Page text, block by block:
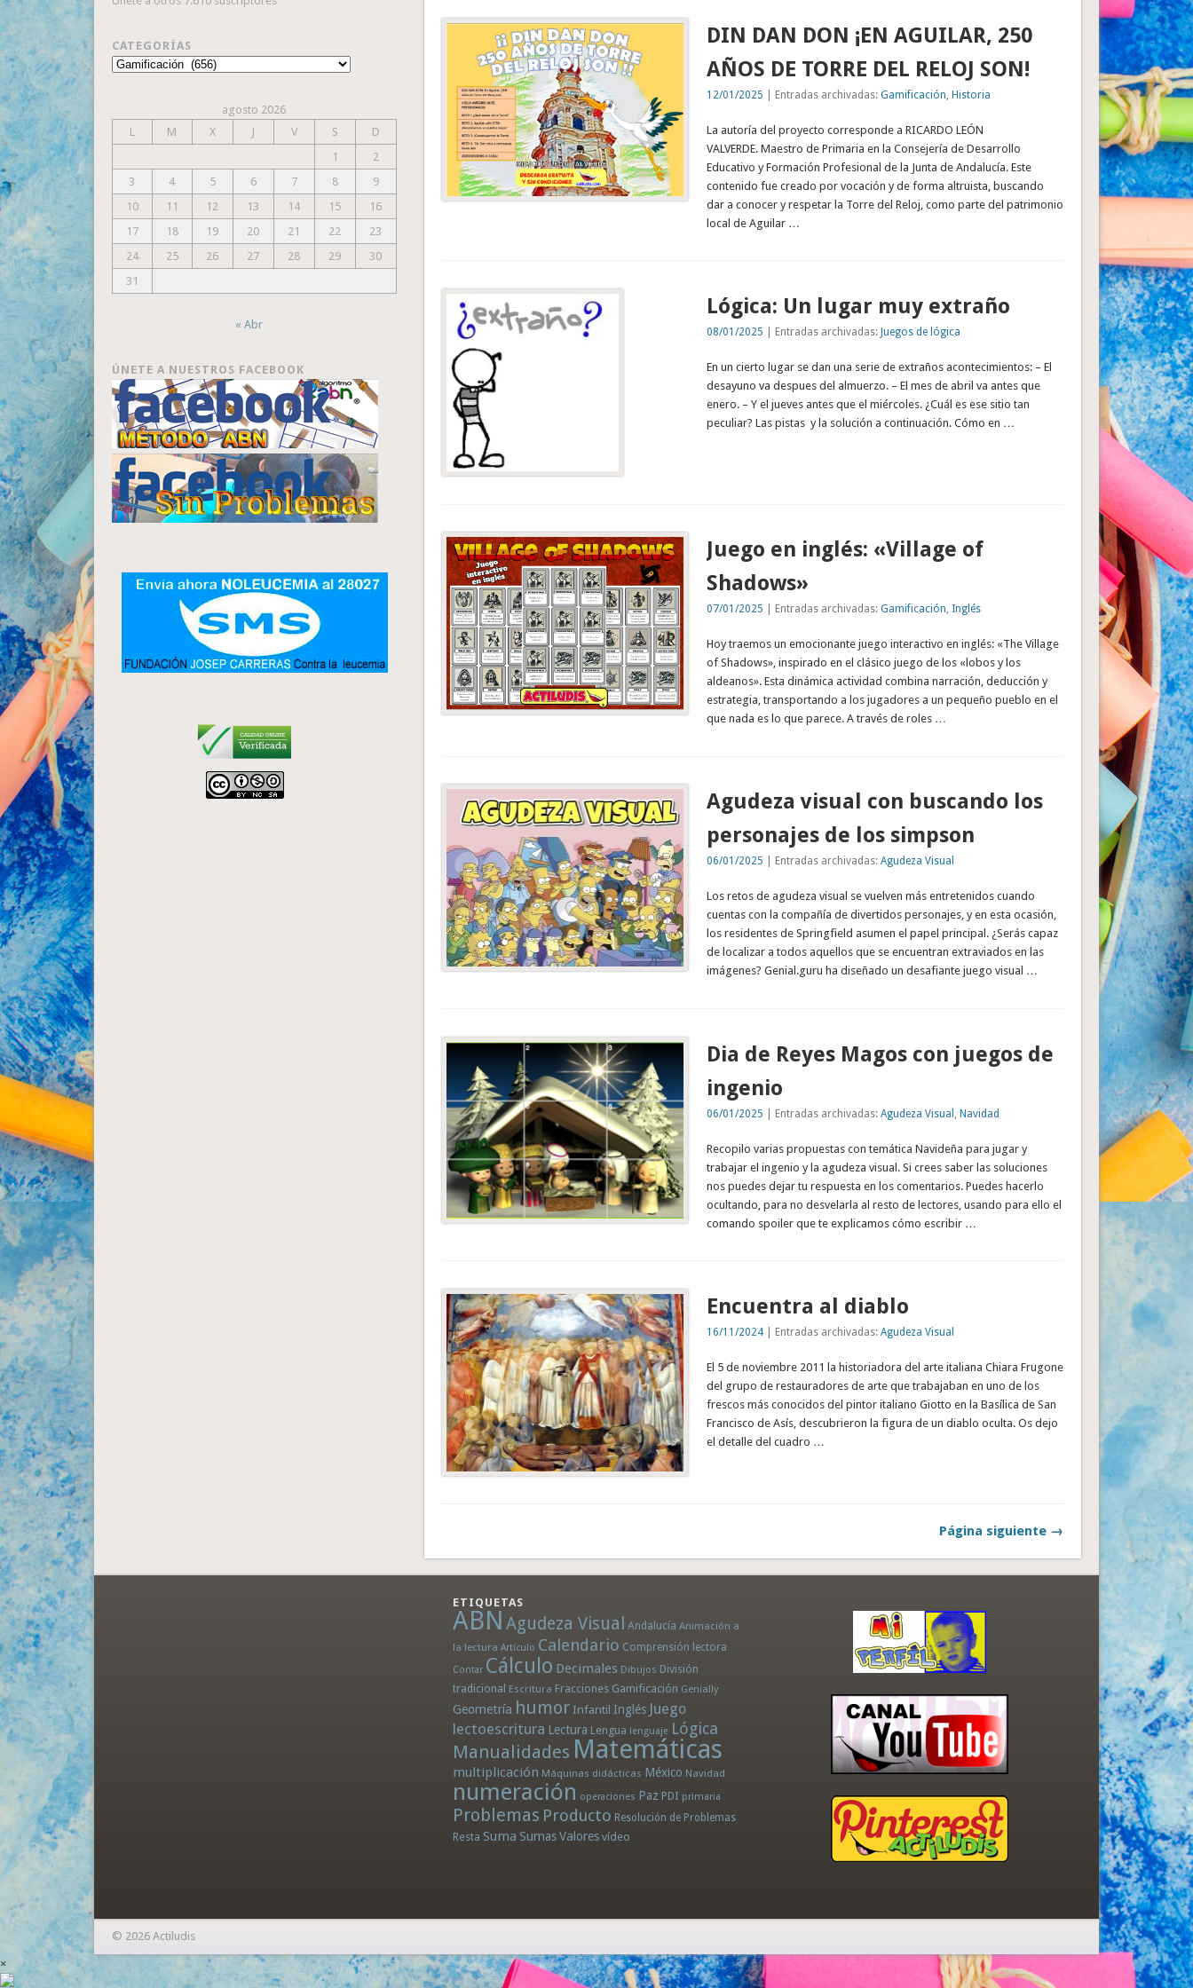
DIN DAN DON ¡EN AGUILAR, 250
AÑOS DE TORRE DEL RELOJ SON!
12/01/2025 | Entradas archivadas: Gamificación Historia
La autoría del proyecto corresponde a RICARDO LEÓN
VALVERDE. Maestro de Primaria en la Consejería de Desarrollo
Educativo y Formación Profesional de la Junta de Andalucía. Este
contenido fue creado por vocación y de forma altruista, buscando
dar a conocer y respetar la Torre del Reloj, como parte del patrimonio
local de Aguilar …
Lógica: Un lugar muy extraño
08/01/2025 | Entradas archivadas: Juegos de lógica
En un cierto lugar se dan una serie de extraños acontecimientos: – El
desayuno va despues del almuerzo. – El mes de abril va antes que
enero. – Y el jueves antes que el miércoles. ¿Cuál es ese sitio tan
peculiar? Las pistas y la solución a continuación. Cómo en …
Juego en inglés: «Village of
Shadows»
07/01/2025 | Entradas archivadas: Gamificación, Inglés
Hoy traemos un emocionante juego interactivo en inglés: «The Village
of Shadows», inspirado en el clásico juego de los «lobos y los
aldeanos». Esta dinámica actividad combina narración, deducción y
estrategia, transportando a los jugadores a un pequeño pueblo en el
que nada es lo que parece. A través de roles …
Agudeza visual con buscando los
personajes de los simpson
06/01/2025 | Entradas archivadas: Agudeza Visual
Los retos de agudeza visual se vuelven más entretenidos cuando
cuentas con la compañía de divertidos personajes, y en esta ocasión,
los residentes de Springfield asumen el papel principal. ¿Serás capaz
de localizar a todos aquellos que se encuentran extraviados en las
imágenes? Genial.guru ha diseñado un desafiante juego visual …
Dia de Reyes Magos con juegos de
ingenio
06/01/2025 | Entradas archivadas: Agudeza Visual Navidad
Recopilo varias propuestas con temática Navideña para jugar y
trabajar el ingenio y la agudeza visual. Si crees saber las soluciones
nos puedes dejar tu respuesta en los comentarios. Puedes hacerlo
ocultando, para no desvelarla al resto de lectores, usando para ello el
comando spoiler que te explicamos cómo escribir …
Encuentra al diablo
16/11/2024| Entradas archivadas: Agudeza Visual
El 5 de noviembre 2011 la historiadora del arte italiana Chiara Frugone
del grupo de restauradores de arte que trabajaban en uno de los
frescos más conocidos del pintor italiano Giotto en la Basílica de San
Francisco de Asís, descubrieron la figura de un diablo oculta. Os dejo
el detalle del cuadro …
Página siguiente →
CATEGORÍAS
Categorías
agosto 2026
L
M X J V S
D
1
2
3
4 5 6 7 8
9
10
11 12 13 14 15
16
17
18 19 20 21 22
23
24
25 26 27 28 29
30
31
« Abr
ÚNETE A NUESTROS FACEBOOK
ETIQUETAS
ABN Agudeza Visual Andalucía Animación a
la lectura Artículo Calendario Comprensión lectora
Contar Cálculo Decimales Dibujos División
tradicional Escritura Fracciones Gamificación Genially
Geometría humor Infantil Inglés Juego
lectoescritura Lectura Lengua lenguaje Lógica
Manualidades Matemáticas
multiplicación Máquinas didácticas México Navidad
numeración operaciones Paz PDI primaria
Problemas Producto Resolución de Problemas
Resta Suma SumasValores vídeo
© 2026 Actiludis
×